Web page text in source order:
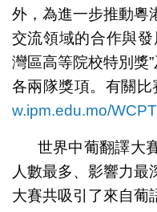
外，為進一步推動粵
交流領域的合作與
灣區高等院校特別獎
各兩隊獎項。有關
w.ipm.edu.mo/
世界中葡翻譯大
人數最多、影響力最
大賽共吸引了來自葡